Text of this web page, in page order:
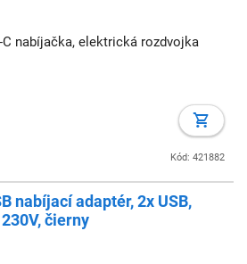
C nabíjačka, elektrická rozdvojka
Kód: 421882
nabíjací adaptér, 2x USB,
čierny